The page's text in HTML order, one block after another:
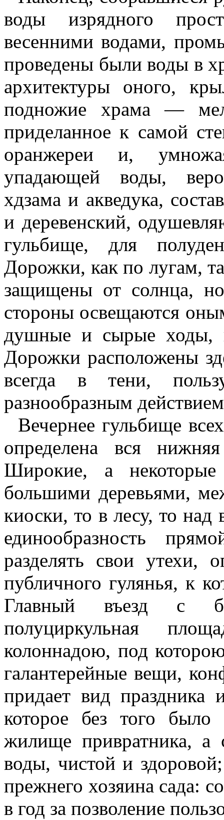
воды изрядного
весенними водами,
проведены были воды в
архитектуры оного,
подножие храма —
приделанное к самой
оранжереи и,
упадающей воды,
хдзама и акведука,
и деревенский,
гульбище, для
Дорожки, как по лугам,
защищены от солнца,
стороны освещаются
душные и сырые ходы,
Дорожки расположены
всегда в тени,
разнообразным
Вечернее гульбище
определена вся
Широкие, а
большими деревьями,
киоски, то в лесу, то
единообразность
разделять свои утехи,
публичного гулянья, к
Главный въезд с
полуциркульная
колоннадою, под
галантерейные вещи,
придает вид
которое без того
жилище привратника, а
воды, чистой и
прежнего хозяина сада:
в год за позволение